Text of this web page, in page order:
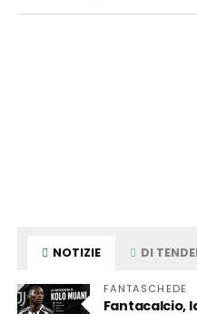
NOTIZIE DI
FANTASCHEDE
Fantacalcio,